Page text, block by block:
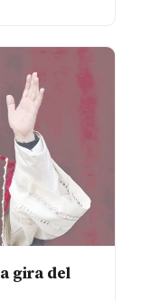
gira del